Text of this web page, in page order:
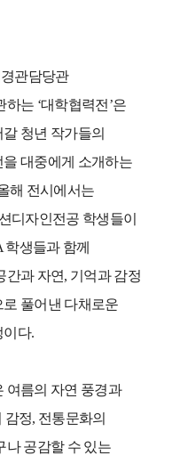
관담당관
하는 ‘대학협력전’은
청년 작가들의
대중에게 소개하는
해 전시에서는
디자인전공 학생들이
학생들과 함께
간과 자연, 기억과 감정
풀어낸 다채로운
이다.
여름의 자연 풍경과
감정, 전통문화의
나 공감할 수 있는